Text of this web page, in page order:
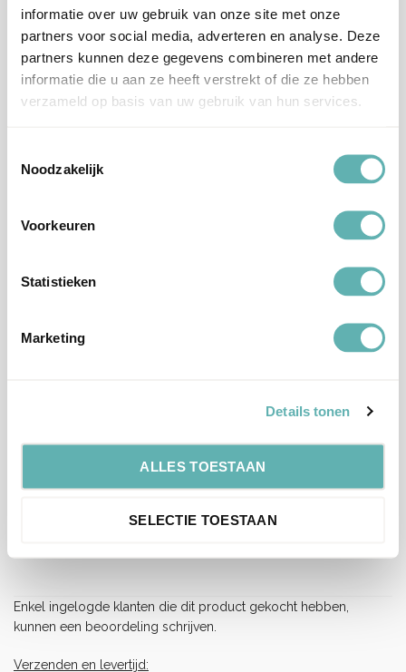
informatie over uw gebruik van onze site met onze
partners voor social media, adverteren en analyse. Deze
partners kunnen deze gegevens combineren met andere
informatie die u aan ze heeft verstrekt of die ze hebben
verzameld op basis van uw gebruik van hun services.
Noodzakelijk
Voorkeuren
Statistieken
Marketing
Details tonen
ALLES TOESTAAN
SELECTIE TOESTAAN
bevattende granen, noten, sesamzaad en melk worden verwerkt.
Aanvullende informatie
Merk Molen de Hoop
Suiker, gelatine (rund), sinaasappel
zetmeel, gemodificeerd zetmeel(E1414),
zout, kleurstof(E162, E160b).
Dit product bevat Gelatine.
bedrijf waar ook gluten bevattende granen,
noten, sesamzaad en melk worden verwerkt.
EAN 8719831541867
Enkel ingelogde klanten die dit product gekocht hebben,
kunnen een beoordeling schrijven.
Verzenden en levertijd: